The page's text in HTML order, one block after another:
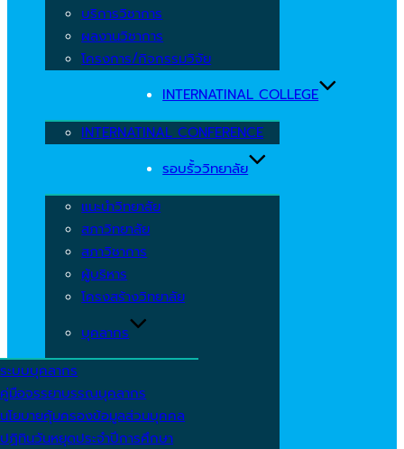
บริการวิชาการ
ผลงานวิชาการ
โครงการ/กิจกรรมวิจัย
INTERNATINAL COLLEGE
INTERNATINAL CONFERENCE
รอบรั้ววิทยาลัย
แนะนำวิทยาลัย
สภาวิทยาลัย
สภาวิชาการ
ผู้บริหาร
โครงสร้างวิทยาลัย
บุคลากร
ระบบบุคลากร
คู่มือจรรยาบรรณบุคลากร
นโยบายคุ้มครองข้อมูลส่วนบุคคล
ปฏิทินวันหยุดประจำปีการศึกษา